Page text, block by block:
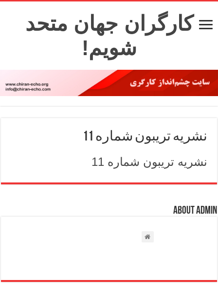
کارگران جهان متحد
شویم!
نشریه تریبون شماره 11
نشریه تریبون شماره 11
About admin